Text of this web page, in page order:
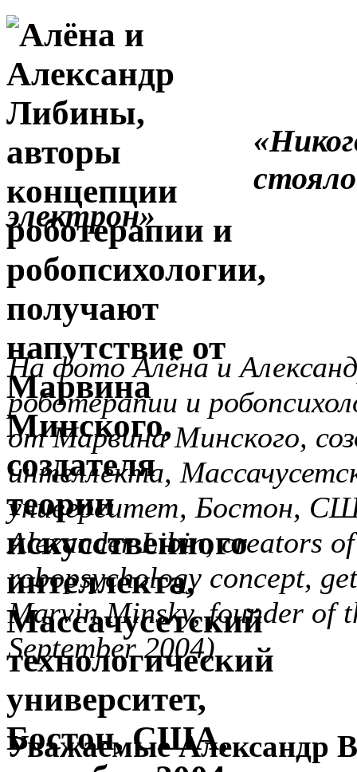
электрон»
На фото Алёна и
роботерапии и
от Марвина Минского,
интеллекта,
университет, Бостон,
Alexander Libin,creators
robopsychology concept,
Marvin Minsky, founder of
September 2004)
Уважаемые Александр